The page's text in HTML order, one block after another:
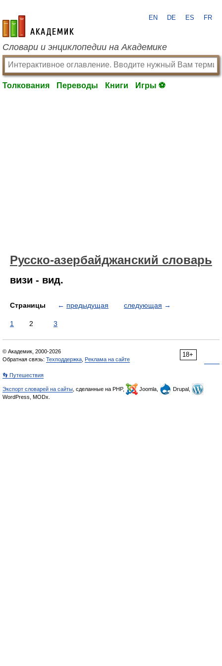
academic.ru
EN DE ES FR
Словари и энциклопедии на Академике
Толкования Переводы Книги Игры ⚽
Русско-азербайджанский словарь
визи - вид.
Страницы ← предыдущая следующая →
1 2 3
18+
© Академик, 2000-2026
Обратная связь: Техподдержка Реклама на сайте
👣 Путешествия
Экспорт словарей на сайты , сделанные на PHP, Joomla,
Drupal,
WordPress, MODx.